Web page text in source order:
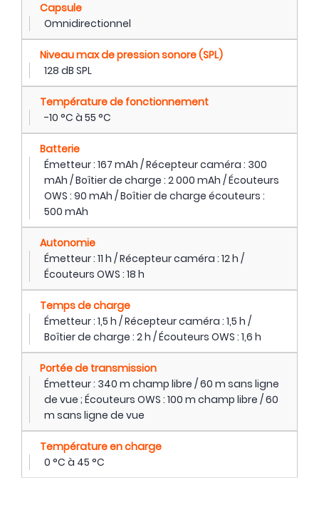
Capsule
Omnidirectionnel
Niveau max de pression sonore (SPL)
128 dB SPL
Température de fonctionnement
-10 °C à 55 °C
Batterie
Émetteur : 167 mAh / Récepteur caméra : 300
mAh / Boîtier de charge : 2 000 mAh / Écouteurs
OWS : 90 mAh / Boîtier de charge écouteurs :
500 mAh
Autonomie
Émetteur : 11 h / Récepteur caméra : 12 h /
Écouteurs OWS : 18 h
Temps de charge
Émetteur : 1,5 h / Récepteur caméra : 1,5 h /
Boîtier de charge : 2 h / Écouteurs OWS : 1,6 h
Portée de transmission
Émetteur : 340 m champ libre / 60 m sans ligne
de vue ; Écouteurs OWS : 100 m champ libre / 60
m sans ligne de vue
Température en charge
0 °C à 45 °C